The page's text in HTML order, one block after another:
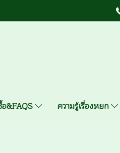
&FAQS ความรู้เรื่องหยก